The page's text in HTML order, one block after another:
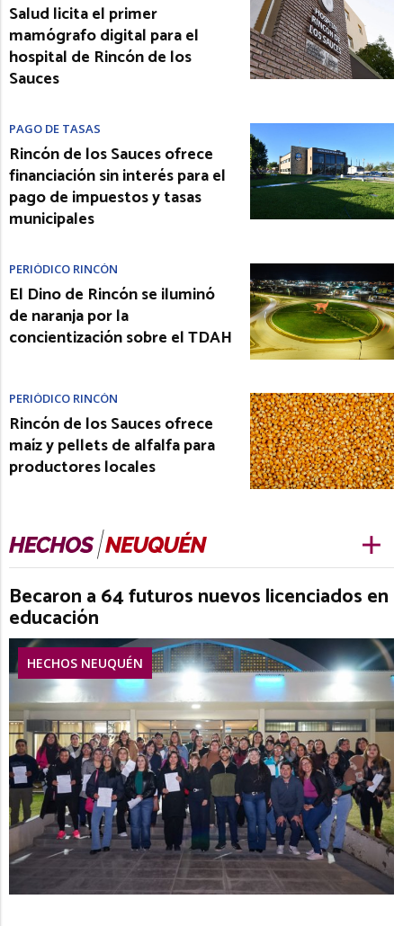
Salud licita el primer
mamógrafo digital para el
hospital de Rincón de los
Sauces
PAGO DE TASAS
Rincón de los Sauces ofrece
financiación sin interés para el
pago de impuestos y tasas
municipales
PERIÓDICO RINCÓN
El Dino de Rincón se iluminó
de naranja por la
concientización sobre el TDAH
PERIÓDICO RINCÓN
Rincón de los Sauces ofrece
maíz y pellets de alfalfa para
productores locales
Becaron a 64 futuros nuevos licenciados en
educación
HECHOS NEUQUÉN